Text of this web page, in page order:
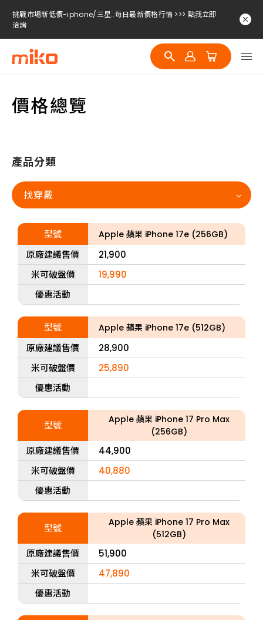
挑戰市場新低價-iphone/三星..每日最新價格行情 >>> 點我立即
洽詢
挑戰市場新低價-iphone/三星..每日最新價格行情 >>> 點我立即
洽詢
挑戰市場新低價-iphone/三星..每日最新價格行情 >>> 點我立即
挑戰市場新低價-iphone/三星..每日最新價格行情 >>> 點我立即
洽詢
價格總覽
產品分類
找穿戴
型號 Apple 蘋果 iPhone 17e (256GB)
原廠建議售價
21,900
米可破盤價
19,990
優惠活動
型號 Apple 蘋果 iPhone 17e (512GB)
原廠建議售價
28,900
米可破盤價
25,890
優惠活動
型號
Apple 蘋果 iPhone 17 Pro Max
(256GB)
原廠建議售價
44,900
米可破盤價
40,880
優惠活動
型號
Apple 蘋果 iPhone 17 Pro Max
(512GB)
原廠建議售價
51,900
米可破盤價
47,890
優惠活動